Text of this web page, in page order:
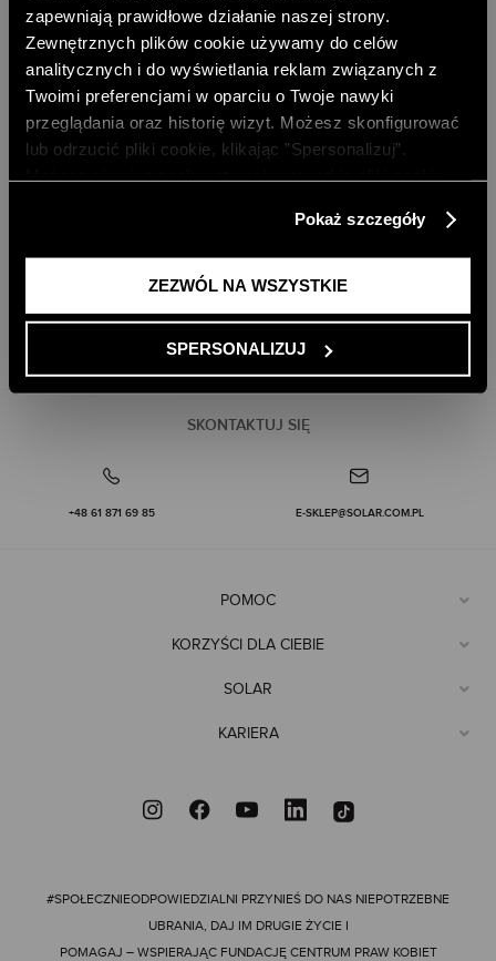
zapewniają prawidłowe działanie naszej strony.
Zewnętrznych plików cookie używamy do celów
analitycznych i do wyświetlania reklam związanych z
Twoimi preferencjami w oparciu o Twoje nawyki
przeglądania oraz historię wizyt. Możesz skonfigurować
lub odrzucić pliki cookie, klikając ”Spersonalizuj”.
Polityce Prywatności
Pokaż szczegóły
ZEZWÓL NA WSZYSTKIE
SPERSONALIZUJ
DARMOWA DOSTAWA DO SKLEPU DARMOWA DOSTAWA OD 499 ZŁ
DARMOWE ZWROTY RATY PAYU 5 X 0%
PAYPO - KUP TERAZ, ZAPŁAĆ PÓŹNIEJ
SKONTAKTUJ SIĘ
+48 61 871 69 85 E-SKLEP@SOLAR.COM.PL
DOŁĄCZ DO NEWSLETTERA
DODAJ EMAIL
POMOC
KORZYŚCI DLA CIEBIE
SOLAR
KARIERA
#SPOŁECZNIEODPOWIEDZIALNI PRZYNIEŚ DO NAS NIEPOTRZEBNE
UBRANIA, DAJ IM DRUGIE ŻYCIE I
POMAGAJ – WSPIERAJĄC FUNDACJĘ CENTRUM PRAW KOBIET